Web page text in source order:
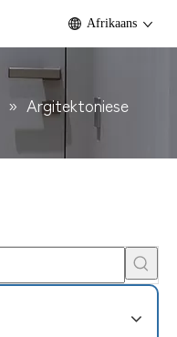
Afrikaans
» Argitektoniese